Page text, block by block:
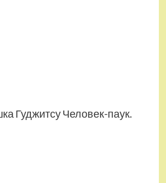
Гуджитсу Человек-паук.